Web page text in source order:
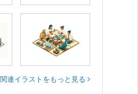
関連イラストをもっと見る